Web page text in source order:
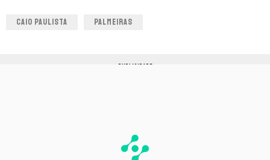
CAIO PAULISTA PALMEIRAS
PUBLICIDADE